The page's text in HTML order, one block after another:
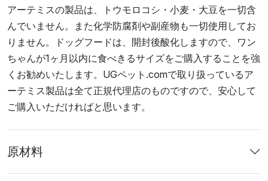
アーテミスの製品は、トウモロコシ・小麦・大豆を一切含
んでいません。また化学防腐剤や副産物も一切使用してお
りません。ドッグフードは、開封後酸化しますので、ワン
ちゃんが1ヶ月以内に食べきるサイズをご購入することを強
くお勧めいたします。UGペット.comで取り扱っているア
ーテミス製品は全て正規代理店のものですので、安心して
ご購入いただければと思います。
原材料